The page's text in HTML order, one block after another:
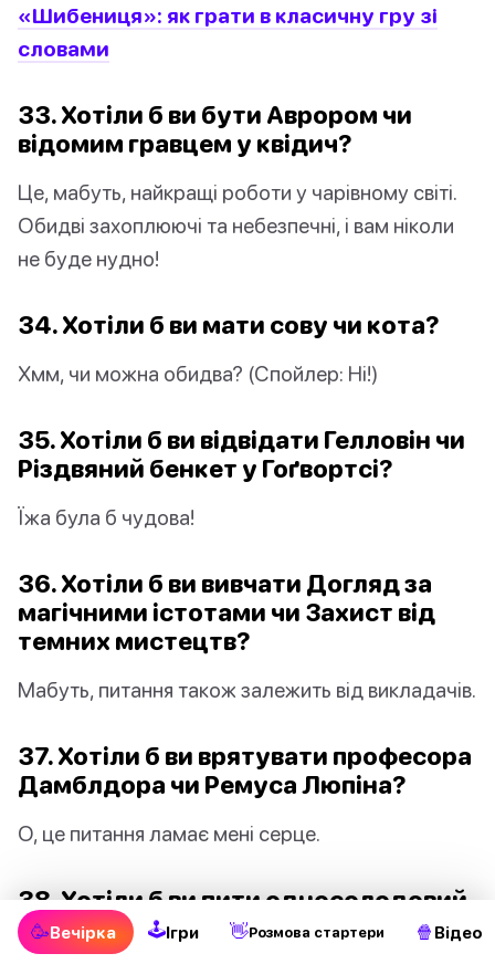
«Шибениця»: як грати в класичну гру зі
словами
33. Хотіли б ви бути Аврором чи
відомим гравцем у квідич?
Це, мабуть, найкращі роботи у чарівному світі.
Обидві захоплюючі та небезпечні, і вам ніколи
не буде нудно!
34. Хотіли б ви мати сову чи кота?
Хмм, чи можна обидва? (Спойлер: Ні!)
35. Хотіли б ви відвідати Гелловін чи
Різдвяний бенкет у Гоґвортсі?
Їжа була б чудова!
36. Хотіли б ви вивчати Догляд за
магічними істотами чи Захист від
темних мистецтв?
Мабуть, питання також залежить від викладачів.
37. Хотіли б ви врятувати професора
Дамблдора чи Ремуса Люпіна?
О, це питання ламає мені серце.
38. Хотіли б ви пити односолодовий
віскі мадам Максим чи гарбузовий
сік?
🥳Вечірка 🕹Ігри 👋Pозмова стартери 🍿 Відео